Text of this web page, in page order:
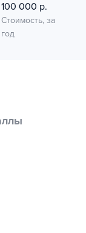
100 000 р.
Стоимость, за
год